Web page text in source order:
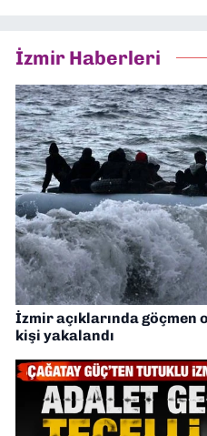
İzmir Haberleri
İzmir açıklarında göçmen
kişi yakalandı